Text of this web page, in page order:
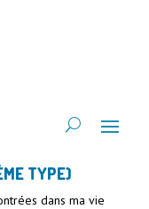
TYPE)
dans ma vie